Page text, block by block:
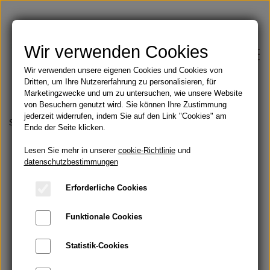
Feste Seifen
Angebote
Öle
Kontakt
Startseite Lakritz und Leckereien
Wir verwenden Cookies
Wir verwenden unsere eigenen Cookies und Cookies von
Dritten, um Ihre Nutzererfahrung zu personalisieren, für
Marketingzwecke und um zu untersuchen, wie unsere Website
von Besuchern genutzt wird. Sie können Ihre Zustimmung
jederzeit widerrufen, indem Sie auf den Link "Cookies" am
Ende der Seite klicken.
Lesen Sie mehr in unserer cookie-Richtlinieund
datenschutzbestimmungen
Erforderliche Cookies
Funktionale Cookies
Statistik-Cookies